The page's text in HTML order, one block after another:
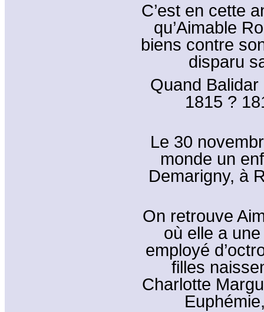
C’est en cette
qu’Aimable
biens contre
disparu
Quand
1815 ?
Le 30
monde un
Demarigny, à
On retrouve
où elle a
employé
filles
Charlotte